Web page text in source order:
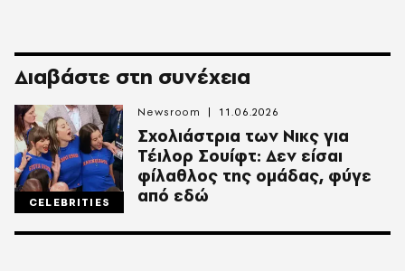
Διαβάστε στη συνέχεια
CELEBRITIES
Σχολιάστρια των Νικς για
Τέιλορ Σουίφτ: Δεν είσαι
φίλαθλος της ομάδας, φύγε
από εδώ
Newsroom 11.06.2026